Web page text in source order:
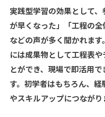
実践型学習の効果として
が早くなった」「工程の全
などの声が多く聞かれま
には成果物として工程表
とができ、現場で即活用
す。初学者はもちろん、
やスキルアップにつながり